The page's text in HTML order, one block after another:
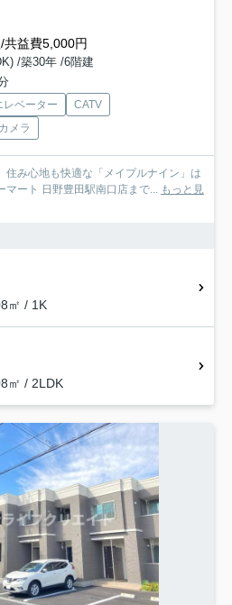
共益費5,000円
/築30年 /6階建
レベーター
CATV
メラ
住み心地も快適な「メイプルナイン」は
マート 日野豊田駅南口店まで... もっと見
㎡ / 1K
㎡ / 2LDK